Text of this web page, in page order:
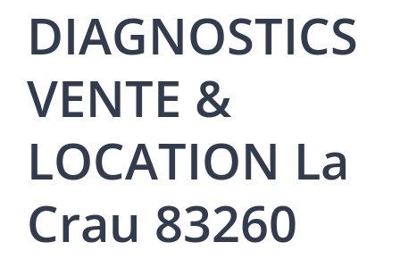
DIAGNOSTICS
VENTE &
LOCATION La
Crau 83260